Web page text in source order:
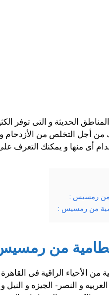
الحديثة و التى توفر
من أجل التخلص من
أى منها و يمكنك التعرف
من رمسيس :
من رمسيس :
من
من الأحياء الراقية فى
و النصر- الجيزه و